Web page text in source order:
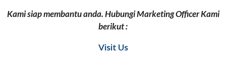
Kami siap membantu anda. Hubungi Marketing Officer Kami
berikut :
Visit Us